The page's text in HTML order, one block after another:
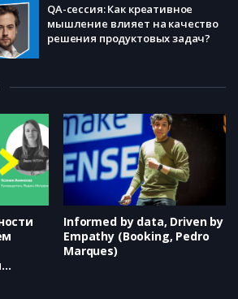
QA-сессия: Как креативное
мышление влияет на качество
решения продуктовых задач?
Конфликтуем правильно: как
в команде (Роман Сорока)
Мастер-класс. Стратегии
принятия продуктовых
решений на основе CJM (Никита
Ефимов)
Informed by data, Driven by
Empathy (Booking, Pedro
Marques)